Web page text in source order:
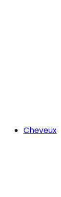
Cheveux